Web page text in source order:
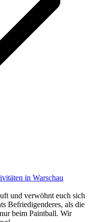
in Warschau
und verwöhnt euch sich
Befriedigenderes, als die
beim Paintball. Wir